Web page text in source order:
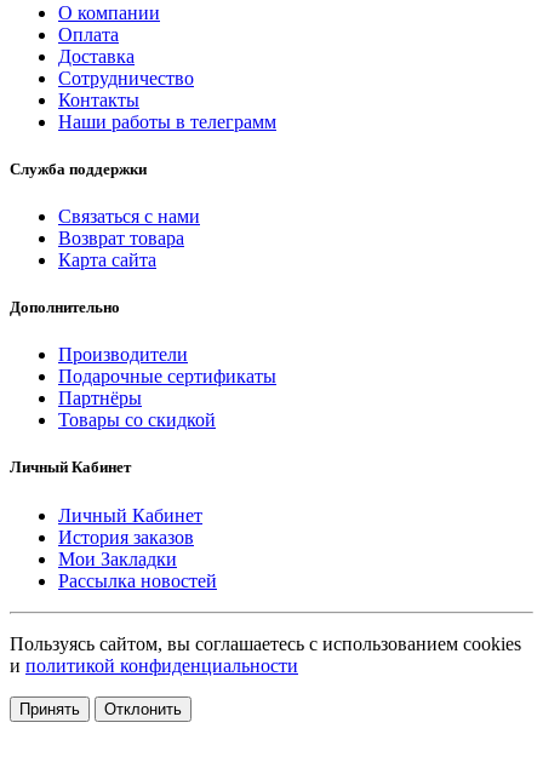
О компании
Оплата
Доставка
Сотрудничество
Контакты
Наши работы в телеграмм
Служба поддержки
Связаться с нами
Возврат товара
Карта сайта
Дополнительно
Производители
Подарочные сертификаты
Партнёры
Товары со скидкой
Личный Кабинет
Личный Кабинет
История заказов
Мои Закладки
Рассылка новостей
Пользуясь сайтом, вы соглашаетесь с использованием cookies
и политикой конфиденциальности
Принять Отклонить